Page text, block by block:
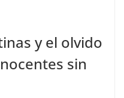
y el olvido
sin